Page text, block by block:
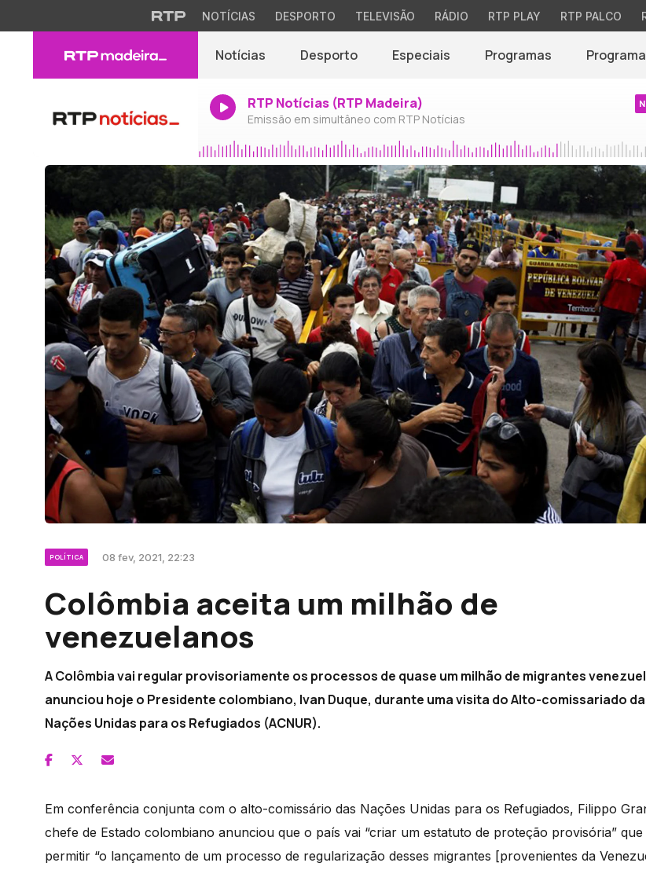
NOTÍCIAS DESPORTO TELEVISÃO RÁDIO RTP PLAY RTP PALCO
Notícias Desporto Especiais Programas
RTP Notícias (RTP Madeira)
Emissão em simultâneo com RTP Notícias
POLÍTICA 08 fev, 2021, 22:23
Colômbia aceita um milhão de
venezuelanos
A Colômbia vai regular provisoriamente os processos de quase um milhão de migrantes
anunciou hoje o Presidente colombiano, Ivan Duque, durante uma visita do Alto-comissariado
Nações Unidas para os Refugiados (ACNUR).
Em conferência conjunta com o alto-comissário das Nações Unidas para os Refugiados, Filippo
chefe de Estado colombiano anunciou que o país vai “criar um estatuto de proteção provisória” que
permitir “o lançamento de um processo de regularização desses migrantes [provenientes da